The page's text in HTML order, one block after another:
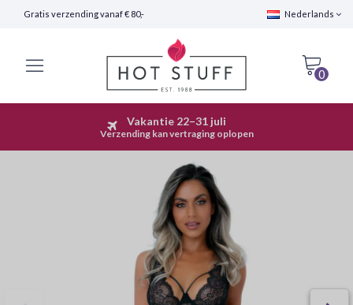
Gratis verzending vanaf € 80,- Nederlands
0
Snelle Verzending (24 uur)
Vakantie 22–31 juli
Verzending kan vertraging oplopen